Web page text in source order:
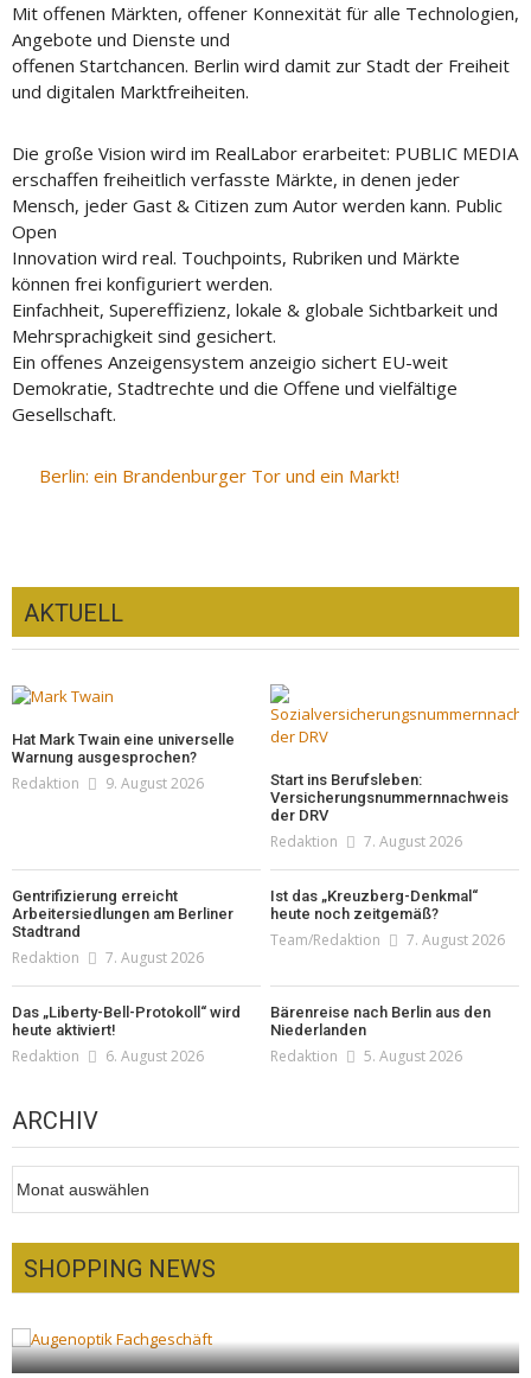
Mit offenen Märkten, offener Konnexität für alle Technologien,
Angebote und Dienste und
offenen Startchancen. Berlin wird damit zur Stadt der Freiheit
und digitalen Marktfreiheiten.
Die große Vision wird im RealLabor erarbeitet: PUBLIC MEDIA
erschaffen freiheitlich verfasste Märkte, in denen jeder
Mensch, jeder Gast & Citizen zum Autor werden kann. Public
Open
Innovation wird real. Touchpoints, Rubriken und Märkte
können frei konfiguriert werden.
Einfachheit, Supereffizienz, lokale & globale Sichtbarkeit und
Mehrsprachigkeit sind gesichert.
Ein offenes Anzeigensystem anzeigio sichert EU-weit
Demokratie, Stadtrechte und die Offene und vielfältige
Gesellschaft.
Berlin: ein Brandenburger Tor und ein Markt!
AKTUELL
Hat Mark Twain eine universelle
Warnung ausgesprochen?
Redaktion 9. August 2026
Start ins Berufsleben:
Versicherungsnummernnachweis
der DRV
Redaktion 7. August 2026
Gentrifizierung erreicht
Arbeitersiedlungen am Berliner
Stadtrand
Redaktion 7. August 2026
Ist das „Kreuzberg-Denkmal“
heute noch zeitgemäß?
Team/Redaktion 7. August 2026
Das „Liberty-Bell-Protokoll“ wird
heute aktiviert!
Redaktion 6. August 2026
Bärenreise nach Berlin aus den
Niederlanden
Redaktion 5. August 2026
ARCHIV
SHOPPING NEWS